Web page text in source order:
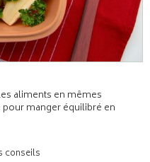
aliments en mêmes
pour manger équilibré en
conseils